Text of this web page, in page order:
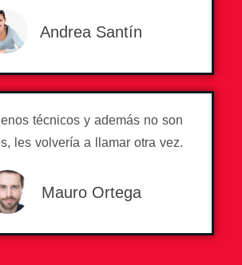
Andrea Santín
técnicos y además no son
les volvería a llamar otra vez.
Mauro Ortega